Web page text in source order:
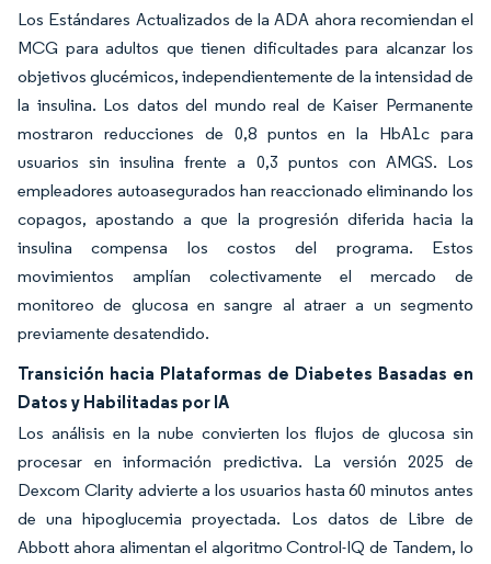
Los Estándares Actualizados de la ADA ahora recomiendan el
MCG para adultos que tienen dificultades para alcanzar los
objetivos glucémicos, independientemente de la intensidad de
la insulina. Los datos del mundo real de Kaiser Permanente
mostraron reducciones de 0,8 puntos en la HbA1c para
usuarios sin insulina frente a 0,3 puntos con AMGS. Los
empleadores autoasegurados han reaccionado eliminando los
copagos, apostando a que la progresión diferida hacia la
insulina compensa los costos del programa. Estos
movimientos amplían colectivamente el mercado de
monitoreo de glucosa en sangre al atraer a un segmento
previamente desatendido.
Transición hacia Plataformas de Diabetes Basadas en
Datos y Habilitadas por IA
Los análisis en la nube convierten los flujos de glucosa sin
procesar en información predictiva. La versión 2025 de
Dexcom Clarity advierte a los usuarios hasta 60 minutos antes
de una hipoglucemia proyectada. Los datos de Libre de
Abbott ahora alimentan el algoritmo Control-IQ de Tandem, lo